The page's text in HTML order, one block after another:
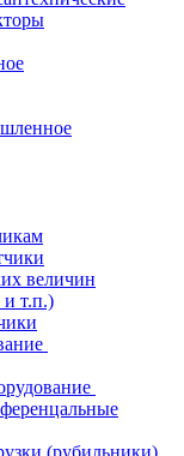
величин
и т.п.)
(рубильники)